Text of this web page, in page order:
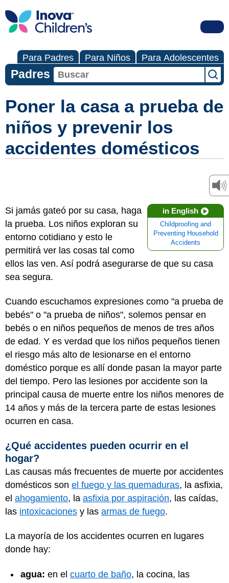
Para Padres Para Niños Para Adolescentes
Padres
Poner la casa a prueba de
niños y prevenir los
accidentes domésticos
in English
Childproofing and
Preventing Household
Accidents
Si jamás gateó por su casa, haga
la prueba. Los niños exploran su
entorno cotidiano y esto le
permitirá ver las cosas tal como
ellos las ven. Así podrá asegurarse de que su casa
sea segura.
Cuando escuchamos expresiones como "a prueba de
bebés" o "a prueba de niños", solemos pensar en
bebés o en niños pequeños de menos de tres años
de edad. Y es verdad que los niños pequeños tienen
el riesgo más alto de lesionarse en el entorno
doméstico porque es allí donde pasan la mayor parte
del tiempo. Pero las lesiones por accidente son la
principal causa de muerte entre los niños menores de
14 años y más de la tercera parte de estas lesiones
ocurren en casa.
¿Qué accidentes pueden ocurrir en el
hogar?
Las causas más frecuentes de muerte por accidentes
domésticos son el fuego y las quemaduras, la asfixia,
el ahogamiento, la asfixia por aspiración, las caídas,
las intoxicaciones y las armas de fuego.
La mayoría de los accidentes ocurren en lugares
donde hay:
agua: en el cuarto de baño, la cocina, las